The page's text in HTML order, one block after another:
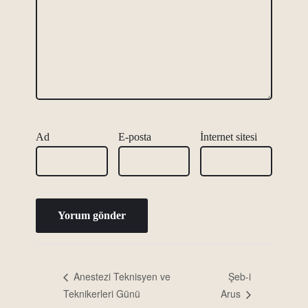
Ad E-posta İnternet sitesi
Anestezi Teknisyen ve
Teknikerleri Günü
Şeb-i
Arus